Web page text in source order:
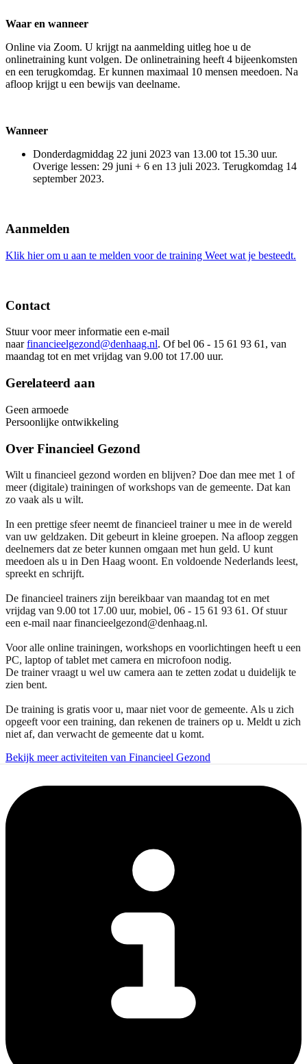
Waar en wanneer
Online via Zoom. U krijgt na aanmelding uitleg hoe u de
onlinetraining kunt volgen. De onlinetraining heeft 4 bijeenkomsten
en een terugkomdag. Er kunnen maximaal 10 mensen meedoen. Na
afloop krijgt u een bewijs van deelname.
Wanneer
Donderdagmiddag 22 juni 2023 van 13.00 tot 15.30 uur.
Overige lessen: 29 juni + 6 en 13 juli 2023. Terugkomdag 14
september 2023.
Aanmelden
Klik hier om u aan te melden voor de training Weet wat je besteedt.
Contact
Stuur voor meer informatie een e-mail
naarfinancieelgezond@denhaag.nl. Of bel 06 - 15 61 93 61, van
maandag tot en met vrijdag van 9.00 tot 17.00 uur.
Gerelateerd aan
Geen armoede
Persoonlijke ontwikkeling
Over Financieel Gezond
Wilt u financieel gezond worden en blijven? Doe dan mee met 1 of
meer (digitale) trainingen of workshops van de gemeente. Dat kan
zo vaak als u wilt.
In een prettige sfeer neemt de financieel trainer u mee in de wereld
van uw geldzaken. Dit gebeurt in kleine groepen. Na afloop zeggen
deelnemers dat ze beter kunnen omgaan met hun geld. U kunt
meedoen als u in Den Haag woont. En voldoende Nederlands leest,
spreekt en schrijft.
De financieel trainers zijn bereikbaar van maandag tot en met
vrijdag van 9.00 tot 17.00 uur, mobiel, 06 - 15 61 93 61. Of stuur
een e-mail naar financieelgezond@denhaag.nl.
Voor alle online trainingen, workshops en voorlichtingen heeft u een
PC, laptop of tablet met camera en microfoon nodig.
De trainer vraagt u wel uw camera aan te zetten zodat u duidelijk te
zien bent.
De training is gratis voor u, maar niet voor de gemeente. Als u zich
opgeeft voor een training, dan rekenen de trainers op u. Meldt u zich
niet af, dan verwacht de gemeente dat u komt.
Bekijk meer activiteiten van Financieel Gezond